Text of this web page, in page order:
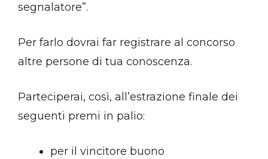
segnalatore”.
Per farlo dovrai far registrare al concorso
altre persone di tua conoscenza.
Parteciperai, così, all’estrazione finale dei
seguenti premi in palio:
per il vincitore buono